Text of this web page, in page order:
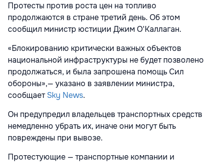
Протесты против роста цен на топливо
продолжаются в стране третий день. Об этом
сообщил министр юстиции Джим О'Каллаган.
«Блокированию критически важных объектов
национальной инфраструктуры не будет позволено
продолжаться, и была запрошена помощь Сил
обороны»,— указано в заявлении министра,
сообщаетSky News.
Он предупредил владельцев транспортных средств
немедленно убрать их, иначе они могут быть
повреждены при вывозе.
Протестующие — транспортные компании и